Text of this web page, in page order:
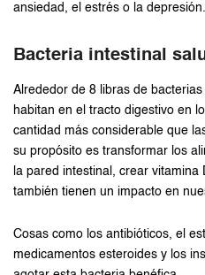
ansiedad, el estrés o la depresión.
Bacteria intestinal
Alrededor de 8 libras de
habitan en el tracto digestivo en
cantidad más considerable que
su propósito es transformar los
la pared intestinal, crear vitamina
también tienen un impacto en
Cosas como los antibióticos, el
medicamentos esteroides y los